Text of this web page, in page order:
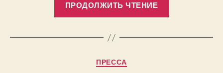
ПРОДОЛЖИТЬ ЧТЕНИЕ
итоги
Рубрики
ПРЕССА